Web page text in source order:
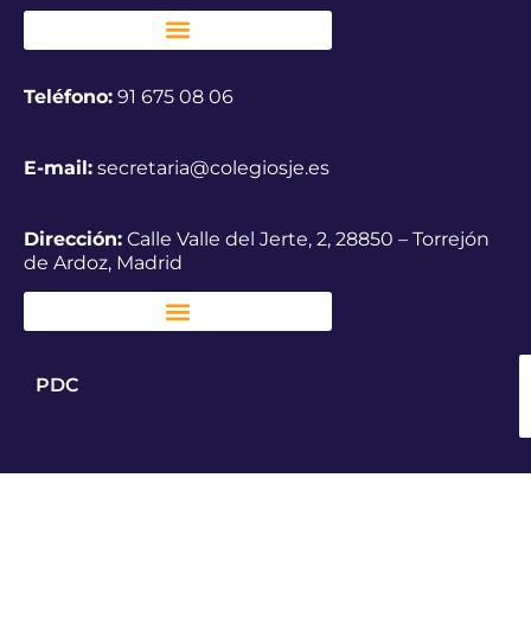
Teléfono: 91 675 08 06
E-mail: secretaria@colegiosje.es
Dirección: Calle Valle del Jerte, 2, 28850 – Torrejón
de Ardoz, Madrid
PDC